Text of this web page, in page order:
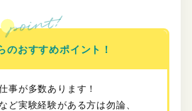
のおすすめポイント！
事が多数あります！
ど実験経験がある方は勿論、